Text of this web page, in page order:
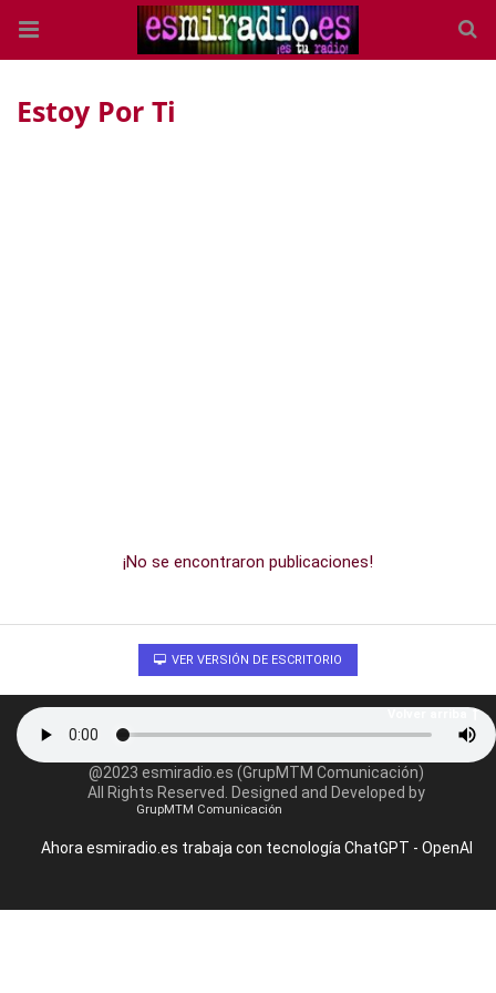
Estoy Por Ti
¡No se encontraron publicaciones!
VER VERSIÓN DE ESCRITORIO
@2023 esmiradio.es (GrupMTM Comunicación)
All Rights Reserved. Designed and Developed by
GrupMTM Comunicación
Ahora esmiradio.es trabaja con tecnología ChatGPT - OpenAI